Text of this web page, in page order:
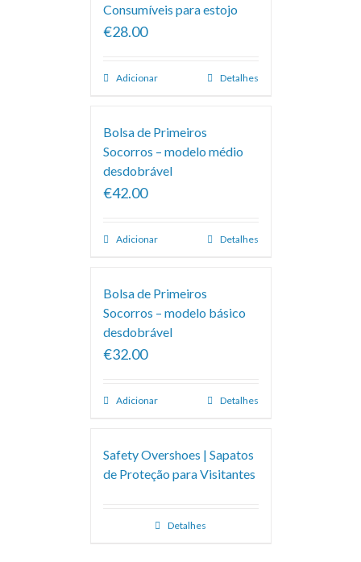
Consumíveis para estojo
€28.00
Adicionar Detalhes
Bolsa de Primeiros
Socorros – modelo médio
desdobrável
€42.00
Adicionar Detalhes
Bolsa de Primeiros
Socorros – modelo básico
desdobrável
€32.00
Adicionar Detalhes
Safety Overshoes | Sapatos
de Proteção para Visitantes
Detalhes